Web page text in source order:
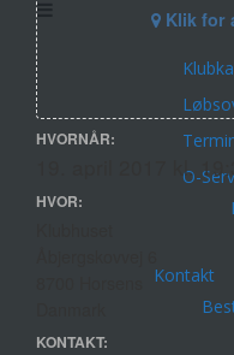
O-
Kontakt
Klik for
HVORNÅR:
19. april 2017 kl.
HVOR:
KONTAKT: